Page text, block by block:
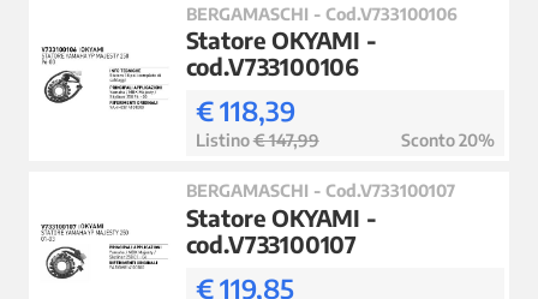
BERGAMASCHI - Cod.V733100106
Statore OKYAMI -
cod.V733100106
€ 118,39
Listino€ 147,99 Sconto 20%
BERGAMASCHI - Cod.V733100107
Statore OKYAMI -
cod.V733100107
€ 119,85